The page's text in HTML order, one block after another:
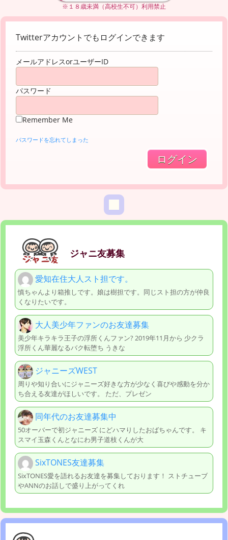
※１８歳未満（高校生不可）利用禁止
Twitterアカウントでもログインできます
メールアドレスorユーザーID
パスワード
Remember Me
パスワードを忘れてしまった
ジャニ友募集
愛知在住大人スト担です。
慎ちゃんより箱推しです。娘は樹担です。同じスト担の方が仲良
くなりたいです。
大人美少年ファンのお友達募集
美少年キラキラ王子の浮所くんファン? 2019年11月から 少クラ
浮所くん華麗なるバク転堕ち うきな
ジャニーズWEST
周りや知り合いにジャニーズ好きな方が少なく喜びや感動を分か
ち合える友達がほしいです。 ただ、プレゼン
同年代のお友達募集中
50オーバーで初ジャニーズ にどハマりしたおばちゃんです。 キ
スマイ玉森くんとなにわ男子道枝くんが大
SixTONES友達募集
SixTONES愛を語れるお友達を募集しております！ ストチューブ
やANNのお話しで盛り上がってくれ